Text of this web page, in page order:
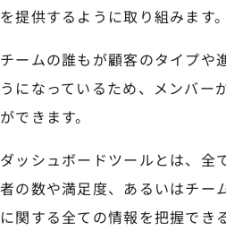
を提供するように取り組みます。
チームの誰もが顧客のタイプや
うになっているため、メンバー
ができます。
ダッシュボードツールとは、全
者の数や満足度、あるいはチー
に関する全ての情報を把握でき